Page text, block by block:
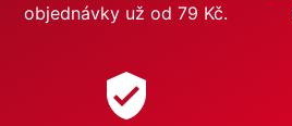
objednávky už od 79 Kč.
verified_user